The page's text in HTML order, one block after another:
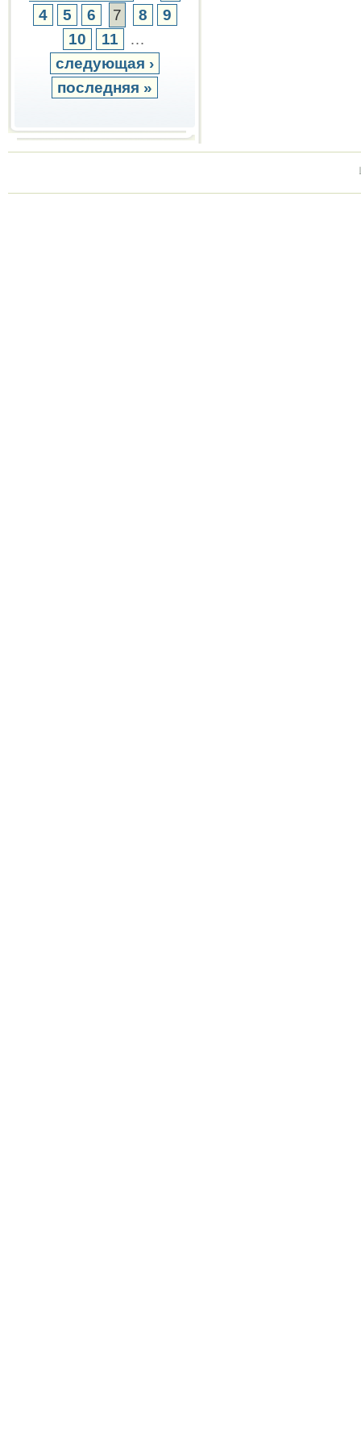
4
5 6 7 8
9
10
11
…
следующая ›
последняя »